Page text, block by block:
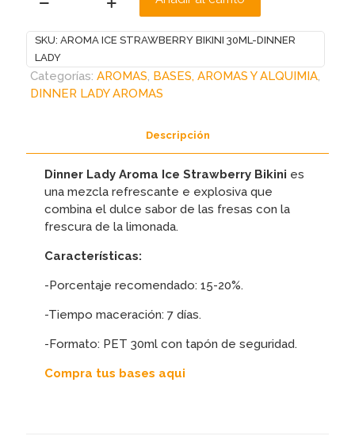
AROMA
STRAWBERRY
BIKINI
30ML-
DINNER
SKU: AROMA ICE STRAWBERRY BIKINI 30ML-DINNER
LADY
Categorías: AROMAS, BASES, AROMAS Y ALQUIMIA,
DINNER LADY AROMAS
Descripción
Dinner Lady Aroma Ice Strawberry Bikini es
una mezcla refrescante e explosiva que
combina el dulce sabor de las fresas con la
frescura de la limonada.
Características:
-Porcentaje recomendado: 15-20%.
-Tiempo maceración: 7 días.
-Formato: PET 30ml con tapón de seguridad.
Compra tus bases aqui